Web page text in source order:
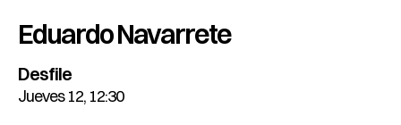
Eduardo Navarrete
Desfile
Jueves 12, 12:30